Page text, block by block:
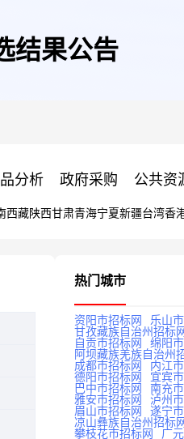
结果公告
分析 政府采购 公共资
西藏陕西甘肃青海宁夏新疆台湾香
热门城市
资阳市招标网
乐山
甘孜藏族自治州招标网
自贡市招标网
绵阳
阿坝藏族羌族自治州
成都市招标网
内江
德阳市招标网
宜宾
巴中市招标网
南充
雅安市招标网
泸州
眉山市招标网
遂宁
凉山彝族自治州招标网
攀枝花市招标网
广